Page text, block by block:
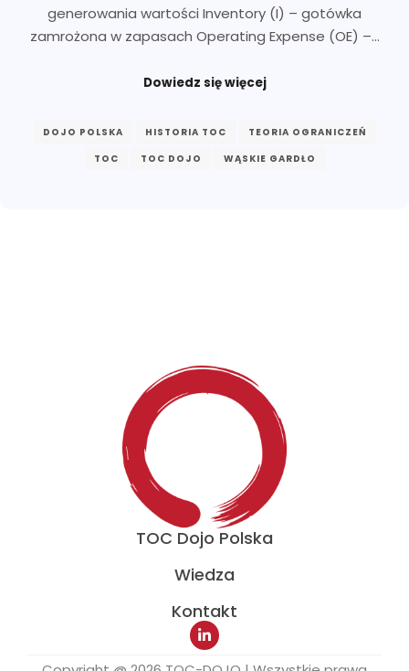
generowania wartości Inventory (I) – gotówka
zamrożona w zapasach Operating Expense (OE) –…
Dowiedz się więcej
DOJO POLSKA HISTORIA TOC
TEORIA OGRANICZEŃ
TOC
TOC DOJO WĄSKIE GARDŁO
TOC Dojo Polska
Wiedza
Kontakt